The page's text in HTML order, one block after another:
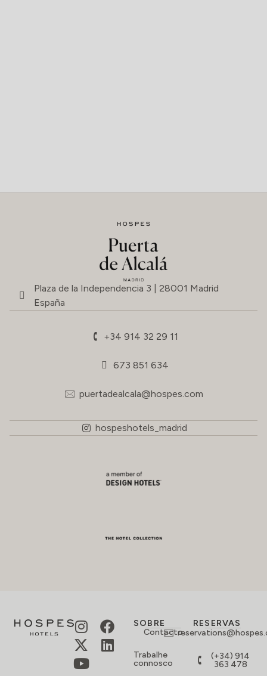
Plaza de la Independencia 3 | 28001 Madrid
España
+34 914 32 29 11
673 851 634
puertadealcala@hospes.com
hospeshotels_madrid
SOBRE
Contacto
Trabalhe
connosco
RESERVAS
(+34) 914
363 478